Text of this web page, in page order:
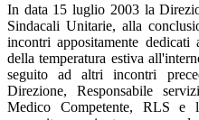
In data 15 luglio 2003 la
Sindacali Unitarie, alla
incontri appositamente
della temperatura estiva
seguito ad altri incontri
Direzione, Responsabile
Medico Competente, RLS